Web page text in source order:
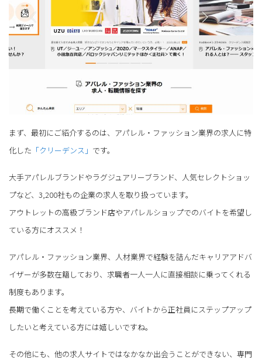
まず、最初にご紹介するのは、アパレル・ファッション業界の求人に特
化した 「クリーデンス」 です。
大手アパレルブランドやラグジュアリーブランド、人気セレクトショッ
プなど、3,200社もの企業の求人を取り扱っています。
アウトレットの高級ブランド店やアパレルショップでのバイトを希望し
ている方にオススメ！
アパレル・ファッション業界、人材業界で経験を詰んだキャリアアドバ
イザーが多数在籍しており、求職者一人一人に直接相談に乗ってくれる
制度もあります。
長期で働くことを考えている方や、バイトから正社員にステップアップ
したいと考えている方には嬉しいですね。
その他にも、他の求人サイトではなかなか出会うことができない、専門